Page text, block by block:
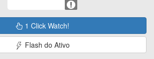
1 Click Watch!
Flash do Ativo